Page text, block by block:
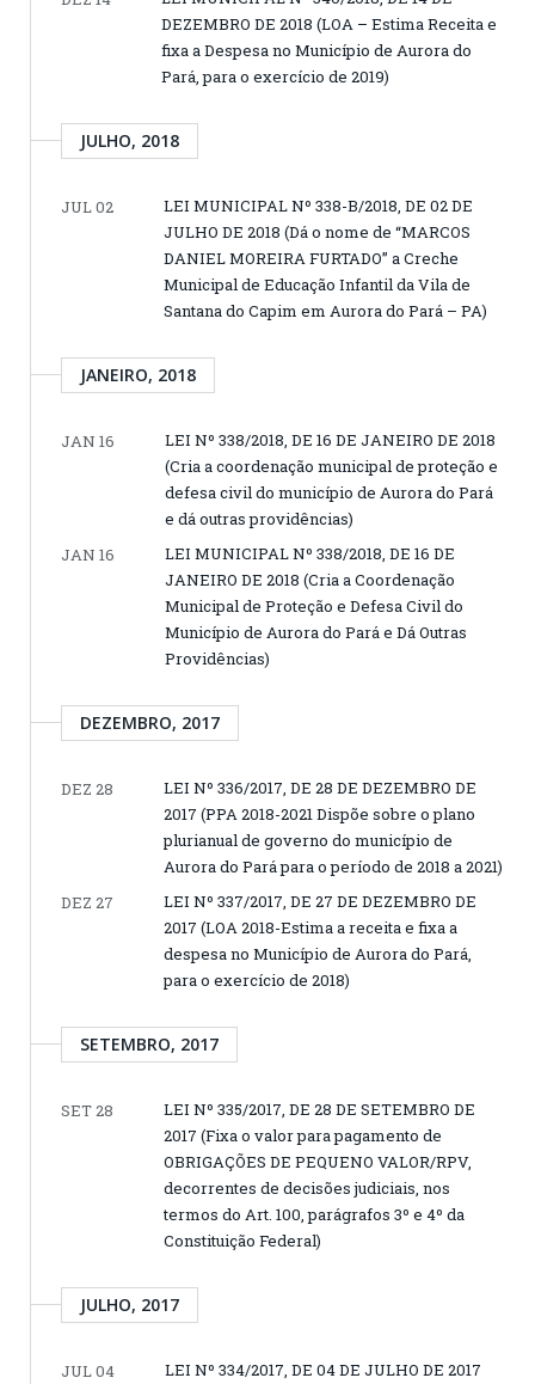
DEZEMBRO DE 2018 (LOA – Estima Receita e
fixa a Despesa no Município de Aurora do
Pará, para o exercício de 2019)
JULHO, 2018
JUL 02
LEI MUNICIPAL Nº 338-B/2018, DE 02 DE
JULHO DE 2018 (Dá o nome de “MARCOS
DANIEL MOREIRA FURTADO” a Creche
Municipal de Educação Infantil da Vila de
Santana do Capim em Aurora do Pará – PA)
JANEIRO, 2018
JAN 16
LEI Nº 338/2018, DE 16 DE JANEIRO DE 2018
(Cria a coordenação municipal de proteção e
defesa civil do município de Aurora do Pará
e dá outras providências)
JAN 16
LEI MUNICIPAL Nº 338/2018, DE 16 DE
JANEIRO DE 2018 (Cria a Coordenação
Municipal de Proteção e Defesa Civil do
Município de Aurora do Pará e Dá Outras
Providências)
DEZEMBRO, 2017
DEZ 28
LEI Nº 336/2017, DE 28 DE DEZEMBRO DE
2017 (PPA 2018-2021 Dispõe sobre o plano
plurianual de governo do município de
Aurora do Pará para o período de 2018 a 2021)
DEZ 27
LEI Nº 337/2017, DE 27 DE DEZEMBRO DE
2017 (LOA 2018-Estima a receita e fixa a
despesa no Município de Aurora do Pará,
para o exercício de 2018)
SETEMBRO, 2017
SET 28
LEI Nº 335/2017, DE 28 DE SETEMBRO DE
2017 (Fixa o valor para pagamento de
OBRIGAÇÕES DE PEQUENO VALOR/RPV,
decorrentes de decisões judiciais, nos
termos do Art. 100, parágrafos 3º e 4º da
Constituição Federal)
JULHO, 2017
JUL 04
LEI Nº 334/2017, DE 04 DE JULHO DE 2017